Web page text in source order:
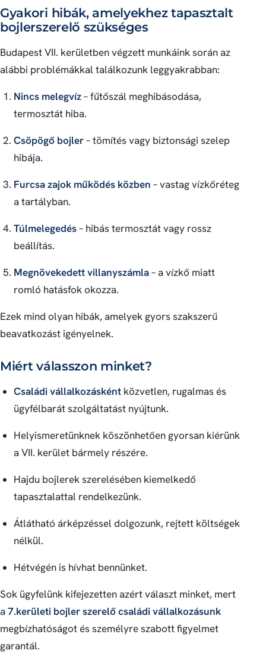
Gyakori hibák, amelyekhez tapasztalt
bojlerszerelő szükséges
Budapest VII. kerületben végzett munkáink során az
alábbi problémákkal találkozunk leggyakrabban:
Nincs melegvíz– fűtőszál meghibásodása,
termosztát hiba.
Csöpögő bojler– tömítés vagy biztonsági szelep
hibája.
Furcsa zajok működés közben – vastag vízkőréteg
a tartályban.
Túlmelegedés– hibás termosztát vagy rossz
beállítás.
Megnövekedett villanyszámla– a vízkő miatt
romló hatásfok okozza.
Ezek mind olyan hibák, amelyek gyors szakszerű
beavatkozást igényelnek.
Miért válasszon minket?
Családi vállalkozásként közvetlen, rugalmas és
ügyfélbarát szolgáltatást nyújtunk.
Helyismeretünknek köszönhetően gyorsan kiérünk
a VII. kerület bármely részére.
Hajdu bojlerek szerelésében kiemelkedő
tapasztalattal rendelkezünk.
Átlátható árképzéssel dolgozunk, rejtett költségek
nélkül.
Hétvégén is hívhat bennünket.
Sok ügyfelünk kifejezetten azért választ minket, mert
a7.kerületi bojler szerelő családi vállalkozásunk
megbízhatóságot és személyre szabott figyelmet
garantál.